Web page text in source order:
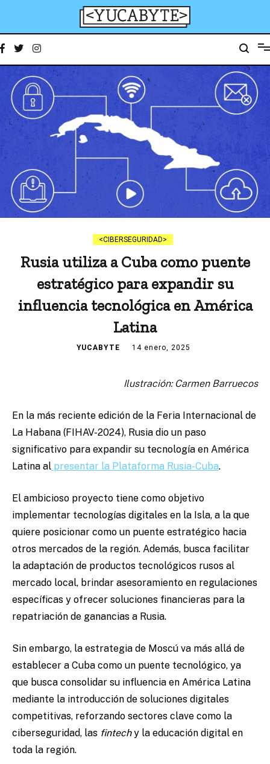
YucaByte
CIBERSEGURIDAD
Rusia utiliza a Cuba como puente
estratégico para expandir su
influencia tecnológica en América
Latina
YUCABYTE 14 enero, 2025
Ilustración: Carmen Barruecos
En la más reciente edición de la Feria Internacional de
La Habana (FIHAV-2024), Rusia dio un paso
significativo para expandir su tecnología en América
Latina al presentar la Plataforma Rusia-Cuba.
El ambicioso proyecto tiene como objetivo
implementar tecnologías digitales en la Isla, a la que
quiere posicionar como un puente estratégico hacia
otros mercados de la región. Además, busca facilitar
la adaptación de productos tecnológicos rusos al
mercado local, brindar asesoramiento en regulaciones
específicas y ofrecer soluciones financieras para la
repatriación de ganancias a Rusia.
Sin embargo, la estrategia de Moscú va más allá de
establecer a Cuba como un puente tecnológico, ya
que busca consolidar su influencia en América Latina
mediante la introducción de soluciones digitales
competitivas, reforzando sectores clave como la
ciberseguridad, las fintechy la educación digital en
toda la región.